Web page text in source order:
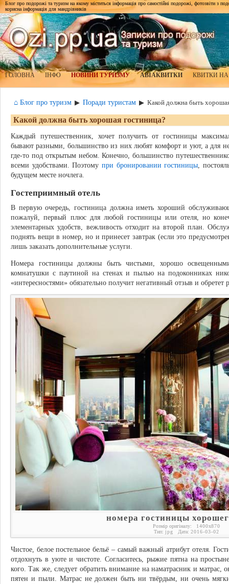
Блог про подорожі та туризм на якому міститься інформація про самостійні подорожі, фотозвіти з
корисна інформація для мандрівників
ГОЛОВНА ІНФО НОВИНИ ТУРИЗМУ АВІАКВИТКИ КВИТКИ
⌂ Блог про туризм ▶ Поради туристам ▶ Какой должна быть
Какой должна быть хорошая гостиница?
Каждый путешественник, хочет получить от гостиницы
бывают разными, большинство из них любят комфорт и уют, а для
где-то под открытым небом. Конечно, большинство
всеми удобствами. Поэтому при бронировании гостиницы,
будущем месте ночлега.
Гостеприимный отель
В первую очередь, гостиница должна иметь хороший
пожалуй, первый плюс для любой гостиницы или отеля, но
элементарных удобств, вежливость отходит на второй план.
поднять вещи в номер, но и принесет завтрак (если это
лишь заказать дополнительные услуги.
Номера гостиницы должны быть чистыми, хорошо
комнатушки с паутиной на стенах и пылью на подоконниках
«интересностями» обязательно получит негативный отзыв и обретет
номера гостиницы
Розмір оригіналу: 1400x870
Тип: jpg Дата: 2016-03-02
Чистое, белое постельное бельё – самый важный атрибут отеля.
отдохнуть в уюте и чистоте. Согласитесь, рыжие пятна на
кого. Так же, следует обратить внимание на наматрасник и
пятен и пыли. Матрас не должен быть ни твёрдым, ни очень